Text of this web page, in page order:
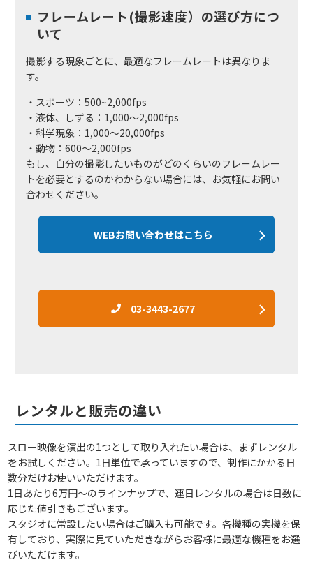
フレームレート(撮影速度）の選び方につ
いて
撮影する現象ごとに、最適なフレームレートは異なりま
す。
・スポーツ：500~2,000fps
・液体、しずる：1,000～2,000fps
・科学現象：1,000～20,000fps
・動物：600～2,000fps
もし、自分の撮影したいものがどのくらいのフレームレー
トを必要とするのかわからない場合には、お気軽にお問い
合わせください。
WEBお問い合わせはこちら
03-3443-2677
レンタルと販売の違い
スロー映像を演出の1つとして取り入れたい場合は、まずレンタル
をお試しください。1日単位で承っていますので、制作にかかる日
数分だけお使いいただけます。
1日あたり6万円～のラインナップで、連日レンタルの場合は日数に
応じた値引きもございます。
スタジオに常設したい場合はご購入も可能です。各機種の実機を保
有しており、実際に見ていただきながらお客様に最適な機種をお選
びいただけます。